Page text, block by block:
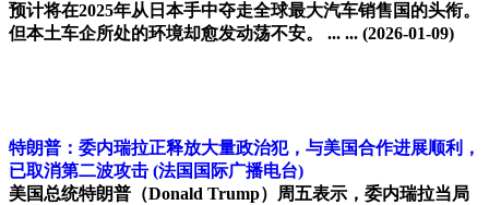
预计将在2025年从日本手中夺走全球最大汽车销售国的头衔。
但本土车企所处的环境却愈发动荡不安。 ... ... (2026-01-09)
特朗普：委内瑞拉正释放大量政治犯，与美国合作进展顺利，
已取消第二波攻击 (法国国际广播电台)
美国总统特朗普（Donald Trump）周五表示，委内瑞拉当局